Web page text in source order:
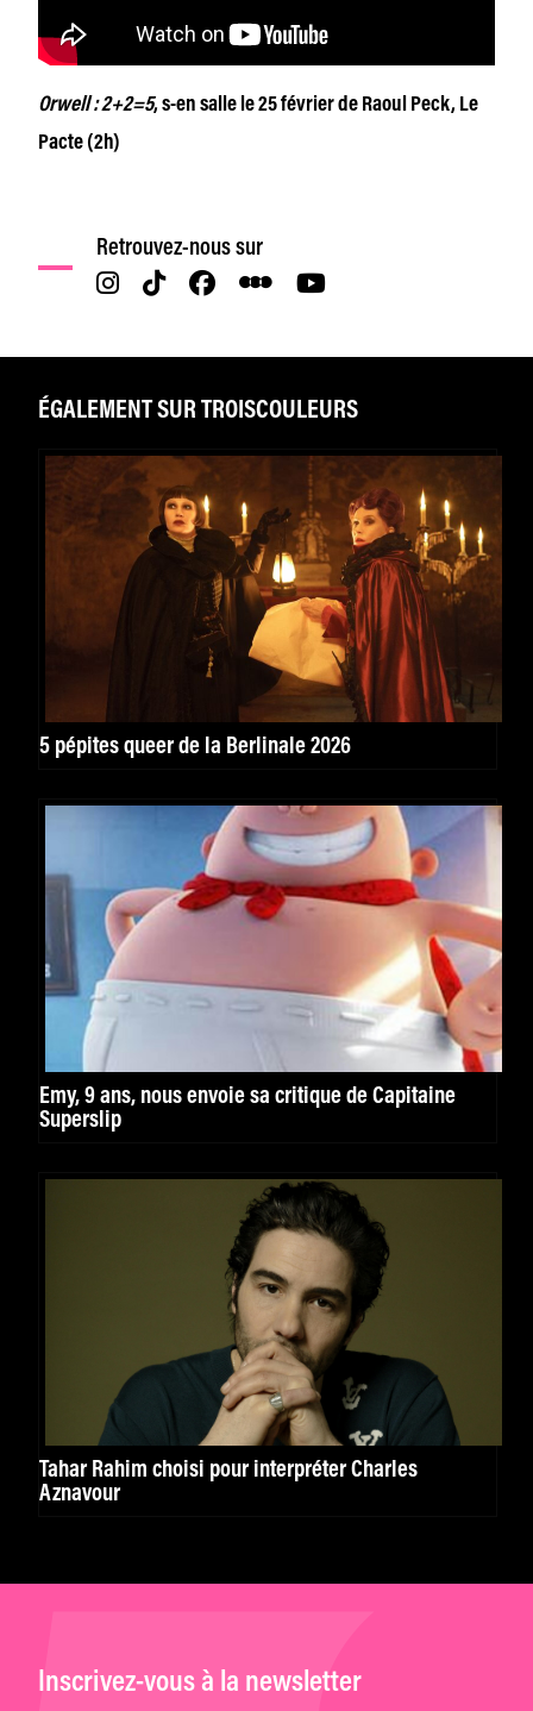
Orwell : 2+2=5, s-en salle le 25 février de Raoul Peck, Le
Pacte (2h)
Retrouvez-nous sur
ÉGALEMENT SUR TROISCOULEURS
5 pépites queer de la Berlinale 2026
Emy, 9 ans, nous envoie sa critique de Capitaine
Superslip
Tahar Rahim choisi pour interpréter Charles
Aznavour
Inscrivez-vous à la newsletter